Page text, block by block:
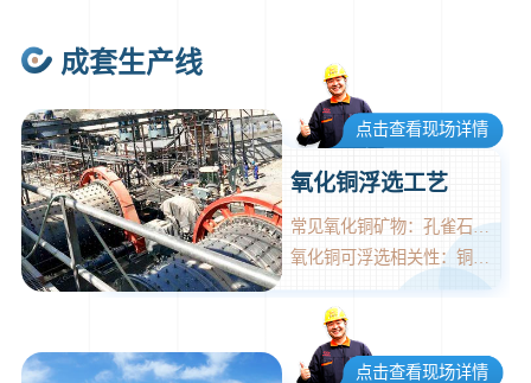
成套生产线
点击查看现场详情
氧化铜浮选工艺
常见氧化铜矿物：孔雀石、蓝铜矿等
点击查看现场详情